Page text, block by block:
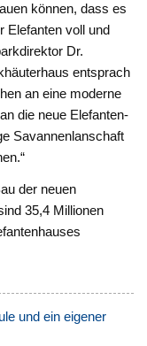
können, dass es
Elefanten voll und
Dr.
entsprach
an eine moderne
die neue Elefanten-
Savannenlanschaft
der neuen
35,4 Millionen
und ein eigener